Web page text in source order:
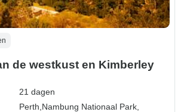
de westkust en Kimberley
21 dagen
Perth, Nambung Nationaal Park,